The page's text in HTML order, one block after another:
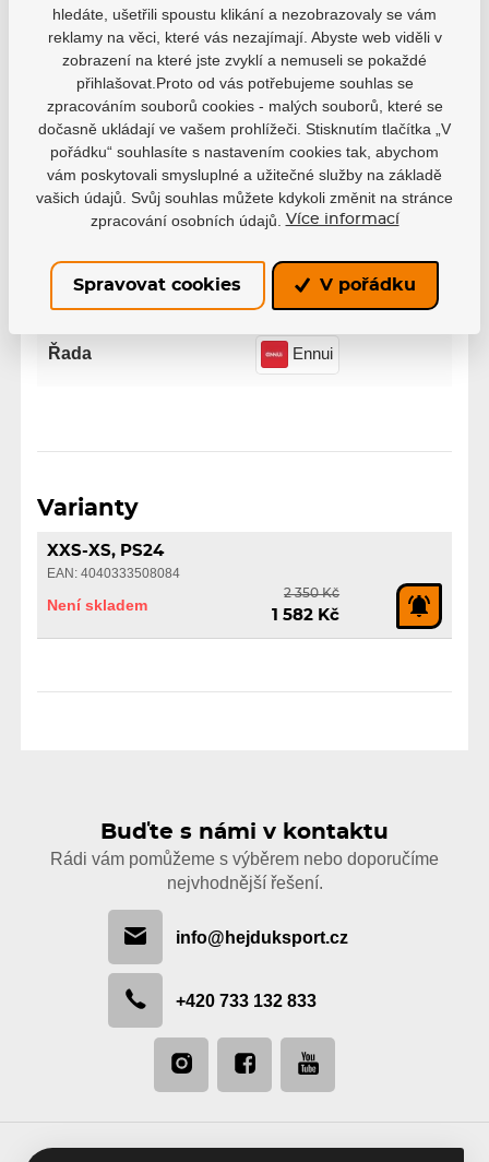
Parametry
Výrobce
Velikost XS
Řada Ennui
Varianty
XXS-XS, PS24
EAN: 4040333508084
Není skladem
2 350 Kč
1 582 Kč
Buďte s námi v kontaktu
Rádi vám pomůžeme s výběrem nebo doporučíme
nejvhodnější řešení.
info@hejduksport.cz
+420 733 132 833
hledáte, ušetřili spoustu klikání a nezobrazovaly se vám
reklamy na věci, které vás nezajímají. Abyste web viděli v
zobrazení na které jste zvyklí a nemuseli se pokaždé
přihlašovat.Proto od vás potřebujeme souhlas se
zpracováním souborů cookies - malých souborů, které se
dočasně ukládají ve vašem prohlížeči. Stisknutím tlačítka „V
pořádku“ souhlasíte s nastavením cookies tak, abychom
vám poskytovali smysluplné a užitečné služby na základě
vašich údajů. Svůj souhlas můžete kdykoli změnit na stránce
zpracování osobních údajů.
Více informací
Spravovat cookies V pořádku